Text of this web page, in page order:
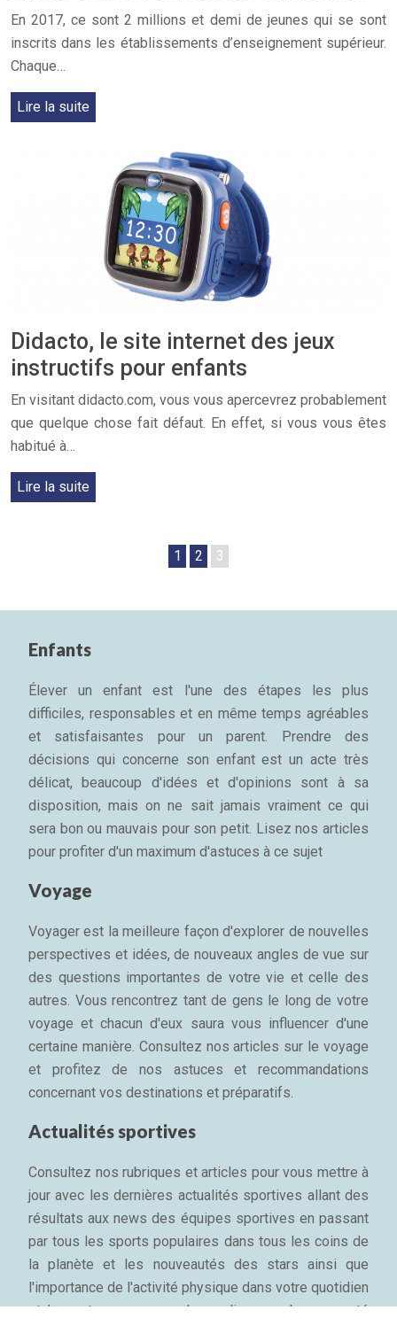
En 2017, ce sont 2 millions et demi de jeunes qui se sont
inscrits dans les établissements d’enseignement supérieur.
Chaque…
Lire la suite
Didacto, le site internet des jeux
instructifs pour enfants
En visitant didacto.com, vous vous apercevrez probablement
que quelque chose fait défaut. En effet, si vous vous êtes
habitué à…
Lire la suite
1 2 3
Enfants
Élever un enfant est l'une des étapes les plus
difficiles, responsables et en même temps agréables
et satisfaisantes pour un parent. Prendre des
décisions qui concerne son enfant est un acte très
délicat, beaucoup d'idées et d'opinions sont à sa
disposition, mais on ne sait jamais vraiment ce qui
sera bon ou mauvais pour son petit. Lisez nos articles
pour profiter d'un maximum d'astuces à ce sujet
Voyage
Voyager est la meilleure façon d'explorer de nouvelles
perspectives et idées, de nouveaux angles de vue sur
des questions importantes de votre vie et celle des
autres. Vous rencontrez tant de gens le long de votre
voyage et chacun d'eux saura vous influencer d'une
certaine manière. Consultez nos articles sur le voyage
et profitez de nos astuces et recommandations
concernant vos destinations et préparatifs.
Actualités sportives
Consultez nos rubriques et articles pour vous mettre à
jour avec les dernières actualités sportives allant des
résultats aux news des équipes sportives en passant
par tous les sports populaires dans tous les coins de
la planète et les nouveautés des stars ainsi que
l'importance de l'activité physique dans votre quotidien
et les astuces pour garder sa ligne, sa bonne santé